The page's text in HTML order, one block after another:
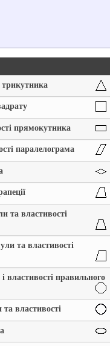
прямокутника
паралелограма
та властивості
та властивості
правильного
властивості